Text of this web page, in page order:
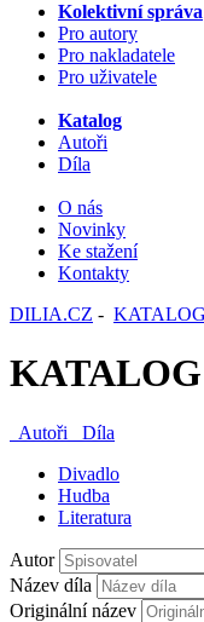
Kolektivní správa
Pro autory
Pro nakladatele
Pro uživatele
Katalog
Autoři
Díla
O nás
Novinky
Ke stažení
Kontakty
DILIA.CZ -
KATALOG
Autoři
Díla
Divadlo
Hudba
Literatura
Autor
Název díla
Originální název